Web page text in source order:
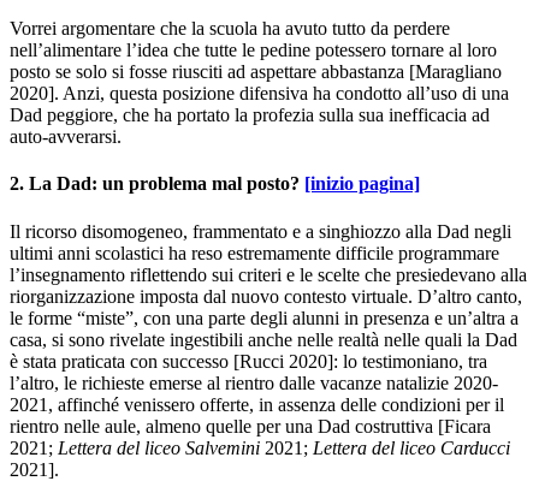
Vorrei argomentare che la scuola ha avuto tutto da perdere
nell’alimentare l’idea che tutte le pedine potessero tornare al loro
posto se solo si fosse riusciti ad aspettare abbastanza [Maragliano
2020]. Anzi, questa posizione difensiva ha condotto all’uso di una
Dad peggiore, che ha portato la profezia sulla sua inefficacia ad
auto-avverarsi.
2. La Dad: un problema mal posto? [inizio pagina]
Il ricorso disomogeneo, frammentato e a singhiozzo alla Dad negli
ultimi anni scolastici ha reso estremamente difficile programmare
l’insegnamento riflettendo sui criteri e le scelte che presiedevano alla
riorganizzazione imposta dal nuovo contesto virtuale. D’altro canto,
le forme “miste”, con una parte degli alunni in presenza e un’altra a
casa, si sono rivelate ingestibili anche nelle realtà nelle quali la Dad
è stata praticata con successo [Rucci 2020]: lo testimoniano, tra
l’altro, le richieste emerse al rientro dalle vacanze natalizie 2020-
2021, affinché venissero offerte, in assenza delle condizioni per il
rientro nelle aule, almeno quelle per una Dad costruttiva [Ficara
2021; Lettera del liceo Salvemini 2021; Lettera del liceo Carducci
2021].